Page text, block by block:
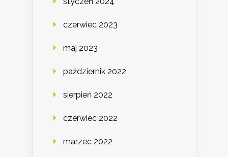
czerwiec 2023
maj 2023
październik 2022
sierpień 2022
czerwiec 2022
marzec 2022